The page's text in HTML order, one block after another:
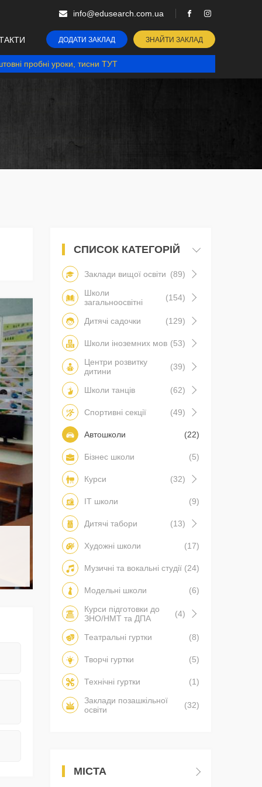
info@edusearch.com.ua
ДОДАТИ ЗАКЛАД ЗНАЙТИ ЗАКЛАД
пробні уроки, тисни ТУТ
СПИСОК КАТЕГОРІЙ
Заклади вищої освіти (89)
Школи
загальноосвітні
(154)
Дитячі садочки (129)
Школи іноземних мов (53)
Центри розвитку
дитини
(39)
Школи танців (62)
Спортивні секції (49)
Автошколи (22)
Бізнес школи (5)
Курси (32)
IT школи (9)
Дитячі табори (13)
Художні школи (17)
Музичні та вокальні студії (24)
Модельні школи
(6)
Курси підготовки до
ЗНО/НМТ та ДПА
(4)
Театральні гуртки (8)
Творчі гуртки (5)
Технічні гуртки
(1)
Заклади позашкільної
освіти
(32)
МІСТА